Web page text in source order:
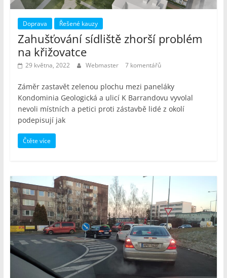
Doprava Řešené kauzy
Zahušťování sídliště zhorší problém
na křižovatce
29 května, 2022 Webmaster 7 komentářů
Záměr zastavět zelenou plochu mezi paneláky
Kondominia Geologická a ulicí K Barrandovu vyvolal
nevoli místních a petici proti zástavbě lidé z okolí
podepisují jak
Čtěte více